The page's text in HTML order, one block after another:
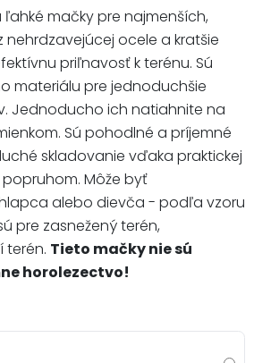
ľahké mačky pre najmenších,
nehrdzavejúcej ocele a kratšie
priľnavosť k terénu. Sú
materiálu pre jednoduchšie
Jednoducho ich natiahnite na
Sú pohodlné a príjemné
skladovanie vďaka praktickej
Môže byť
alebo dievča - podľa vzoru
pre zasnežený terén,
terén. Tieto mačky nie sú
horolezectvo!